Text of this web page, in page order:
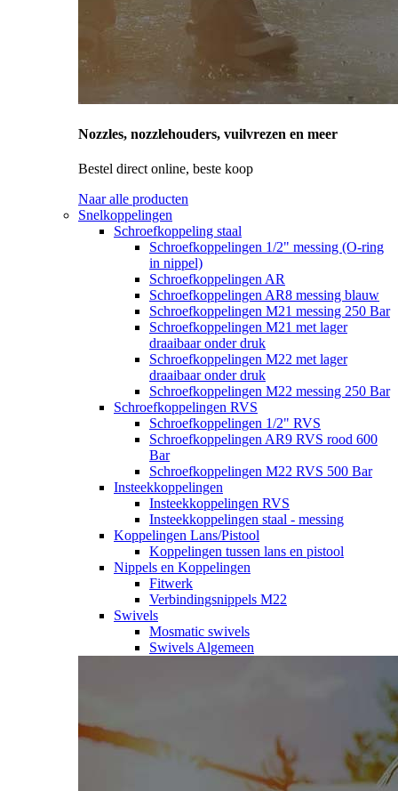
Nozzles, nozzlehouders, vuilvrezen en meer
Bestel direct online, beste koop
Naar alle producten
Snelkoppelingen
Schroefkoppeling staal
Schroefkoppelingen 1/2" messing (O-ring
in nippel)
Schroefkoppelingen AR
Schroefkoppelingen AR8 messing blauw
Schroefkoppelingen M21 messing 250 Bar
Schroefkoppelingen M21 met lager
draaibaar onder druk
Schroefkoppelingen M22 met lager
draaibaar onder druk
Schroefkoppelingen M22 messing 250 Bar
Schroefkoppelingen RVS
Schroefkoppelingen 1/2" RVS
Schroefkoppelingen AR9 RVS rood 600
Bar
Schroefkoppelingen M22 RVS 500 Bar
Insteekkoppelingen
Insteekkoppelingen RVS
Insteekkoppelingen staal - messing
Koppelingen Lans/Pistool
Koppelingen tussen lans en pistool
Nippels en Koppelingen
Fitwerk
Verbindingsnippels M22
Swivels
Mosmatic swivels
Swivels Algemeen